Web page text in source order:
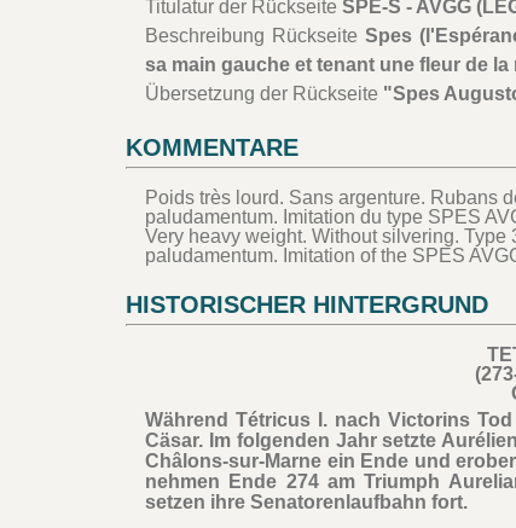
Titulatur der Rückseite SPE-S - AVGG
Beschreibung Rückseite Spes
sa main gauche et tenant une fleur de la
Übersetzung der Rückseite "Spes
KOMMENTARE
Poids très lourd. Sans argenture. Rubans
paludamentum. Imitation du type SPES
Very heavy weight. Without silvering.
paludamentum. Imitation of the SPES
HISTORISCHER HINTERGRUND
Während Tétricus I. nach Victorins
Cäsar. Im folgenden Jahr setzte
Châlons-sur-Marne ein Ende und
nehmen Ende 274 am Triumph
setzen ihre Senatorenlaufbahn fort.